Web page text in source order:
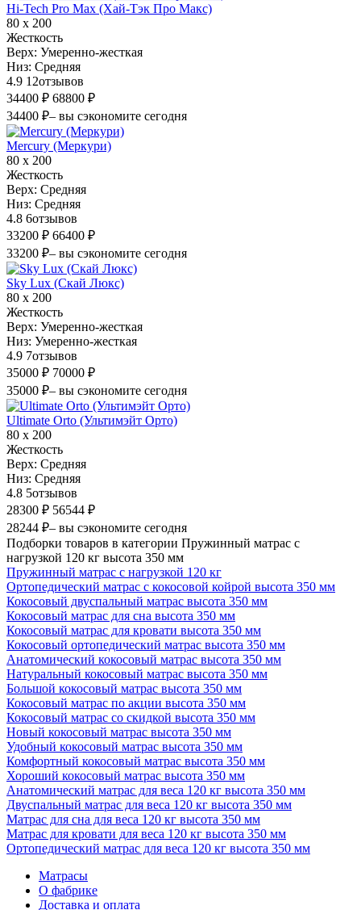
Hi-Tech Pro Max (Хай-Тэк Про Макс)
80 х 200
Жесткость
Верх: Умеренно-жесткая
Низ: Средняя
4.9 12отзывов
34400 ₽ 68800 ₽
34400 ₽– вы сэкономите сегодня
Mercury (Меркури)
80 х 200
Жесткость
Верх: Средняя
Низ: Средняя
4.8 6отзывов
33200 ₽ 66400 ₽
33200 ₽– вы сэкономите сегодня
Sky Lux (Скай Люкс)
80 х 200
Жесткость
Верх: Умеренно-жесткая
Низ: Умеренно-жесткая
4.9 7отзывов
35000 ₽ 70000 ₽
35000 ₽– вы сэкономите сегодня
Ultimate Orto (Ультимэйт Орто)
80 х 200
Жесткость
Верх: Средняя
Низ: Средняя
4.8 5отзывов
28300 ₽ 56544 ₽
28244 ₽– вы сэкономите сегодня
Подборки товаров в категории Пружинный матрас с
нагрузкой 120 кг высота 350 мм
Пружинный матрас с нагрузкой 120 кг
Ортопедический матрас с кокосовой койрой высота 350 мм
Кокосовый двуспальный матрас высота 350 мм
Кокосовый матрас для сна высота 350 мм
Кокосовый матрас для кровати высота 350 мм
Кокосовый ортопедический матрас высота 350 мм
Анатомический кокосовый матрас высота 350 мм
Натуральный кокосовый матрас высота 350 мм
Большой кокосовый матрас высота 350 мм
Кокосовый матрас по акции высота 350 мм
Кокосовый матрас со скидкой высота 350 мм
Новый кокосовый матрас высота 350 мм
Удобный кокосовый матрас высота 350 мм
Комфортный кокосовый матрас высота 350 мм
Хороший кокосовый матрас высота 350 мм
Анатомический матрас для веса 120 кг высота 350 мм
Двуспальный матрас для веса 120 кг высота 350 мм
Матрас для сна для веса 120 кг высота 350 мм
Матрас для кровати для веса 120 кг высота 350 мм
Ортопедический матрас для веса 120 кг высота 350 мм
Матрасы
О фабрике
Доставка и оплата